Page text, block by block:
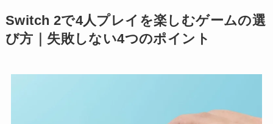
Switch 2で4人プレイを楽しむゲームの選
び方｜失敗しない4つのポイント